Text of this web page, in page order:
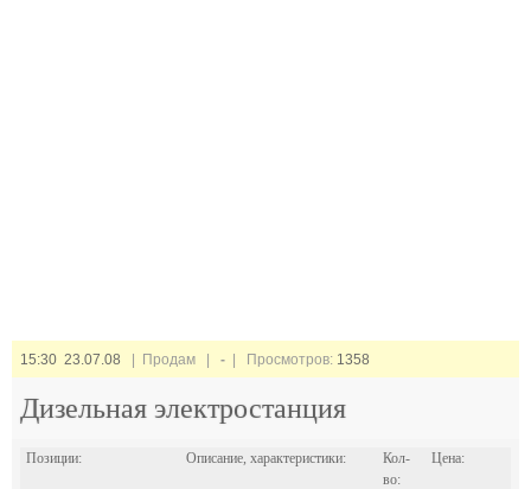
15:30 23.07.08 | Продам | - | Просмотров: 1358
Дизельная электростанция
Позиции: Описание, характеристики:
Кол-
во:
Цена: